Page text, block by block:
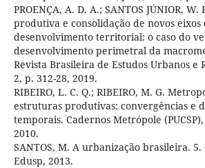
PROENÇA, A. D. A.; SANTOS JÚNIOR,
produtiva e consolidação de novos eixos
desenvolvimento territorial: o caso do
desenvolvimento perimetral da
Revista Brasileira de Estudos Urbanos e
2, p. 312-28, 2019.
RIBEIRO, L. C. Q.; RIBEIRO, M. G.
estruturas produtivas: convergências e
temporais. Cadernos Metrópole
2010.
SANTOS, M. A urbanização brasileira. 5.
Edusp, 2013.